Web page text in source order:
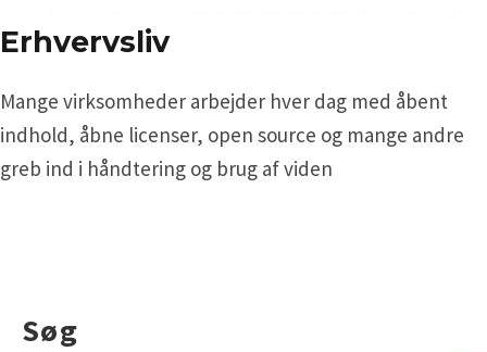
Erhvervsliv
Mange virksomheder arbejder hver dag med åbent
indhold, åbne licenser, open source og mange andre
greb ind i håndtering og brug af viden
Søg